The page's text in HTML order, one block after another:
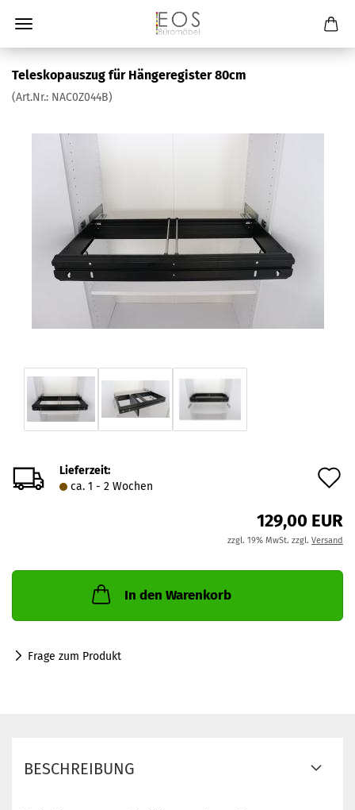
Teleskopauszug für Hängeregister 80cm
(Art.Nr.: NAC0Z044B)
Lieferzeit:
ca. 1 - 2 Wochen
129,00 EUR
zzgl. 19% MwSt. zzgl. Versand
In den Warenkorb
Frage zum Produkt
BESCHREIBUNG